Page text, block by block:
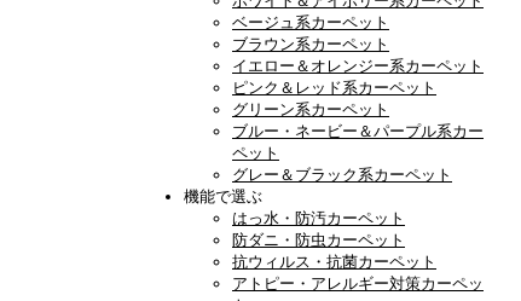
ベージュ系カーペット
ブラウン系カーペット
イエロー＆オレンジー系カーペット
ピンク＆レッド系カーペット
グリーン系カーペット
ブルー・ネービー＆パープル系カー
ペット
グレー＆ブラック系カーペット
機能で選ぶ
はっ水・防汚カーペット
防ダニ・防虫カーペット
抗ウィルス・抗菌カーペット
アトピー・アレルギー対策カーペッ